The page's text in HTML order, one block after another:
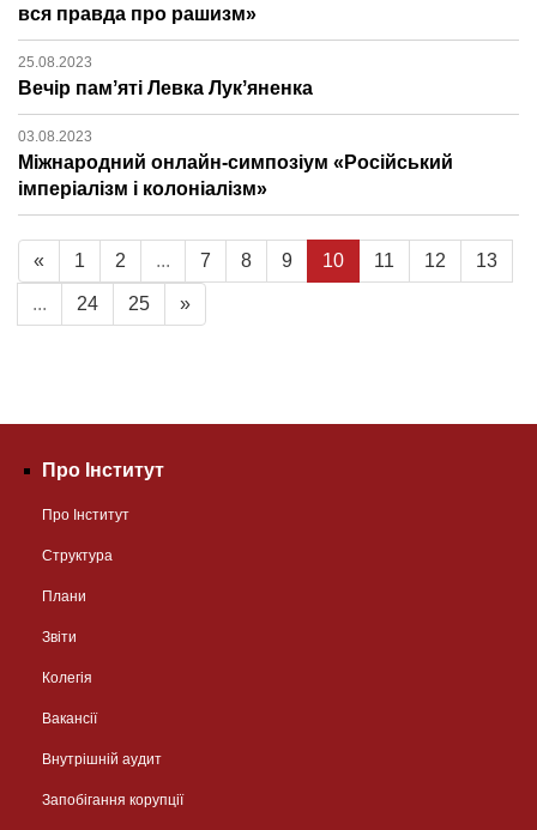
вся правда про рашизм»
25.08.2023
Вечір памʼяті Левка Лукʼяненка
03.08.2023
Міжнародний онлайн-симпозіум «Російський
імперіалізм і колоніалізм»
« 1 2 ... 7 8 9 10 11 12 13
... 24 25 »
Про Інститут
Про Інститут
Структура
Плани
Звіти
Колегія
Вакансії
Внутрішній аудит
Запобігання корупції